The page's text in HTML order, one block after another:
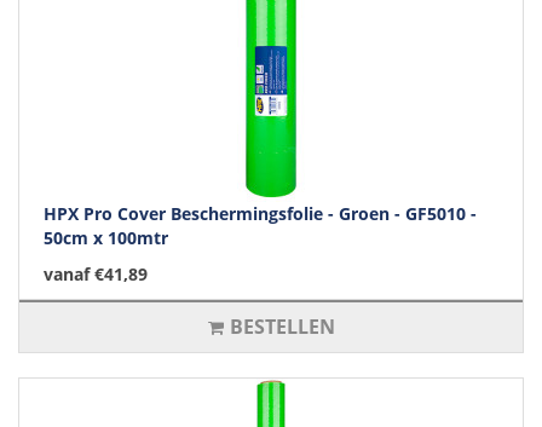
HPX Pro Cover Beschermingsfolie - Groen - GF5010 -
50cm x 100mtr
vanaf €41,89
BESTELLEN